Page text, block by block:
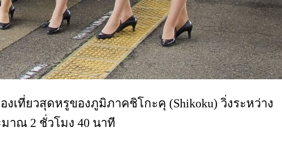
องเที่ยวสุดหรูของภูมิภาคชิโกะคุ (Shikoku) วิ่งระหว่าง
มาณ 2 ชั่วโมง 40 นาที